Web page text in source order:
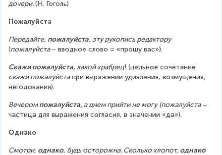
дочери. (Н. Гоголь)
Пожалуйста
Передайте, пожалуйста, эту рукопись редактору
(пожалуйста – вводное слово = «прошу вас»).
Скажи пожалуйста, какой храбрец! (цельное сочетание
скажи пожалуйста при выражении удивления, возмущения,
негодования).
Вечером пожалуйста, а днем прийти не могу (пожалуйста –
частица для выражения согласия, в значении «да»).
Однако
Смотри, однако, будь осторожна. Сколько хлопот, однако